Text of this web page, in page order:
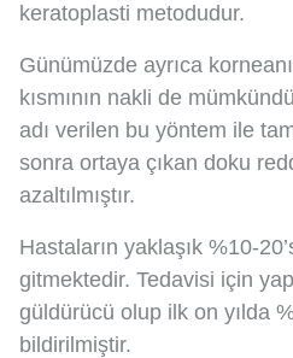
keratoplasti metodudur.
Günümüzde ayrıca
kısmının nakli de
adı verilen bu yöntem ile
sonra ortaya çıkan doku
azaltılmıştır.
Hastaların yaklaşık %10-
gitmektedir. Tedavisi için
güldürücü olup ilk on yılda
bildirilmiştir.